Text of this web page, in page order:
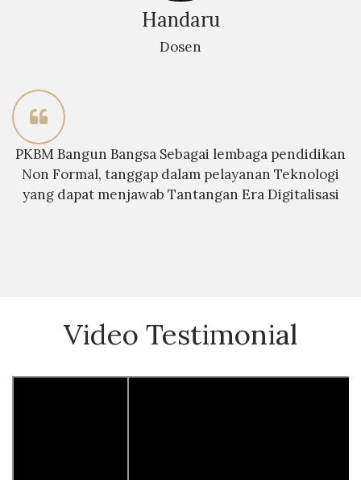
Handaru
Dosen
PKBM Bangun Bangsa Sebagai lembaga pendidikan
Non Formal, tanggap dalam pelayanan Teknologi
yang dapat menjawab Tantangan Era Digitalisasi
Video Testimonial